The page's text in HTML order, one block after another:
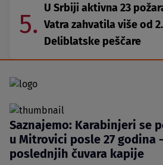
5.
U Srbiji aktivna 23
Vatra zahvatila više od
Deliblatske peščare
Saznajemo: Karabinjeri se
u Mitrovici posle 27 godina
poslednjih čuvara kapije